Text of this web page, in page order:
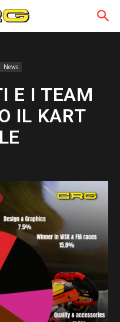
News
E I TEAM
IL KART